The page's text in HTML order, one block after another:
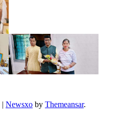
| Newsxo by Themeansar.